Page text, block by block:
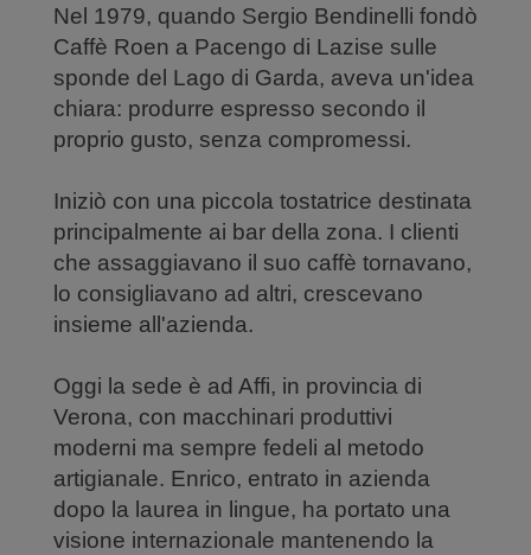
Nel 1979, quando Sergio Bendinelli fondò
Caffè Roen a Pacengo di Lazise sulle
sponde del Lago di Garda, aveva un'idea
chiara: produrre espresso secondo il
proprio gusto, senza compromessi.
Iniziò con una piccola tostatrice destinata
principalmente ai bar della zona. I clienti
che assaggiavano il suo caffè tornavano,
lo consigliavano ad altri, crescevano
insieme all'azienda.
Oggi la sede è ad Affi, in provincia di
Verona, con macchinari produttivi
moderni ma sempre fedeli al metodo
artigianale. Enrico, entrato in azienda
dopo la laurea in lingue, ha portato una
visione internazionale mantenendo la